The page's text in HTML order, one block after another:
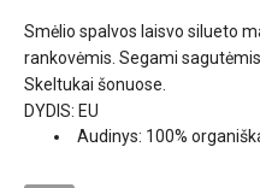
Smėlio spalvos laisvo silueto
rankovėmis. Segami
Skeltukai šonuose.
DYDIS: EU
Audinys: 100%